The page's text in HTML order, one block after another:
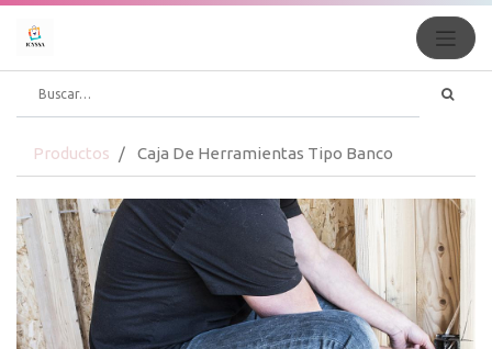
Productos Caja De Herramientas Tipo Banco